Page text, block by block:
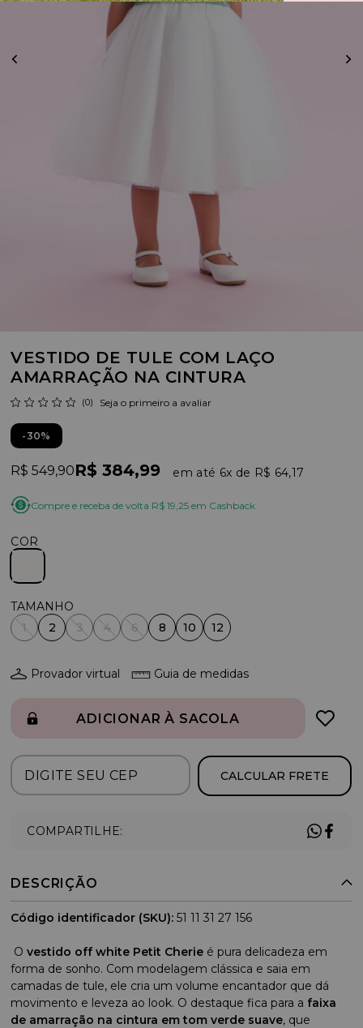
VESTIDO DE TULE COM LAÇO
AMARRAÇÃO NA CINTURA
(0) Seja o primeiro a avaliar
30%
R$ 549,90R$ 384,99 6x R$ 64,17
Compre e receba de volta R$ 19,25 em Cashback
COR
1 2 3 4 6 8 10 12
Provador virtual Guia de medidas
ADICIONAR À SACOLA
CALCULAR FRETE
COMPARTILHE:
DESCRIÇÃO
Código identificador (SKU): 51 11 31 27 156
Ovestido off white Petit Cherie é pura delicadeza em
forma de sonho. Com modelagem clássica e saia em
camadas de tule, ele cria um volume encantador que dá
movimento e leveza ao look. O destaque fica para a faixa
de amarração na cintura em tom verde suave, que